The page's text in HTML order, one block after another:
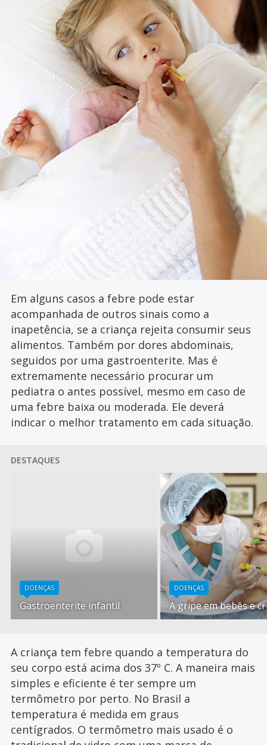
Em alguns casos a febre pode estar
acompanhada de outros sinais como a
inapetência, se a criança rejeita consumir seus
alimentos. Também por dores abdominais,
seguidos por uma gastroenterite. Mas é
extremamente necessário procurar um
pediatra o antes possível, mesmo em caso de
uma febre baixa ou moderada. Ele deverá
indicar o melhor tratamento em cada situação.
DESTAQUES
DOENÇAS
Gastroenterite infantil
DOENÇAS
A gripe em bebês e
A criança tem febre quando a temperatura do
seu corpo está acima dos 37º C. A maneira mais
simples e eficiente é ter sempre um
termômetro por perto. No Brasil a
temperatura é medida em graus
centígrados. O termômetro mais usado é o